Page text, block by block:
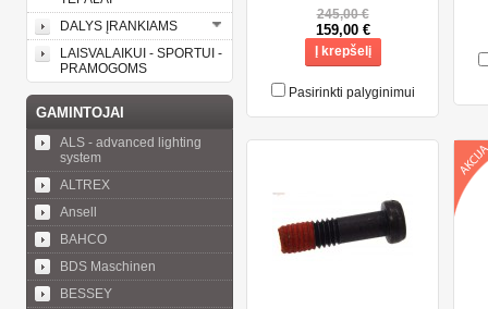
DALYS ĮRANKIAMS
LAISVALAIKUI - SPORTUI -
PRAMOGOMS
GAMINTOJAI
ALS - advanced lighting
system
ALTREX
Ansell
BAHCO
BDS Maschinen
BESSEY
245,00 €
159,00 €
Į krepšelį
Pasirinkti palyginimui